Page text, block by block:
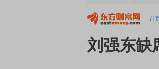
首
刘强东缺